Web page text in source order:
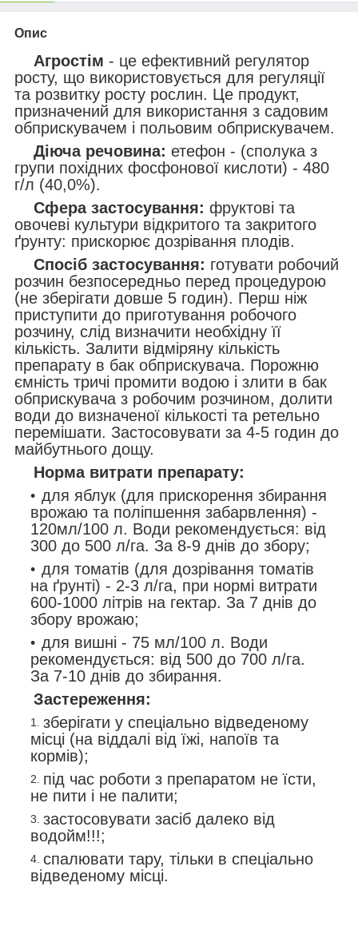
Опис
Агростім - це ефективний регулятор
росту, що використовується для регуляції
та розвитку росту рослин. Це продукт,
призначений для використання з садовим
обприскувачем і польовим обприскувачем.
Діюча речовина: етефон - (сполука з
групи похідних фосфонової кислоти) - 480
г/л (40,0%).
Сфера застосування: фруктові та
овочеві культури відкритого та закритого
ґрунту: прискорює дозрівання плодів.
Спосіб застосування: готувати робочий
розчин безпосередньо перед процедурою
(не зберігати довше 5 годин). Перш ніж
приступити до приготування робочого
розчину, слід визначити необхідну її
кількість. Залити відміряну кількість
препарату в бак обприскувача. Порожню
ємність тричі промити водою і злити в бак
обприскувача з робочим розчином, долити
води до визначеної кількості та ретельно
перемішати. Застосовувати за 4-5 годин до
майбутнього дощу.
Норма витрати препарату:
для яблук (для прискорення збирання
врожаю та поліпшення забарвлення) -
120мл/100 л. Води рекомендується: від
300 до 500 л/га. За 8-9 днів до збору;
для томатів (для дозрівання томатів
на ґрунті) - 2-3 л/га, при нормі витрати
600-1000 літрів на гектар. За 7 днів до
збору врожаю;
для вишні - 75 мл/100 л. Води
рекомендується: від 500 до 700 л/га.
За 7-10 днів до збирання.
Застереження:
зберігати у спеціально відведеному
місці (на віддалі від їжі, напоїв та
кормів);
під час роботи з препаратом не їсти,
не пити і не палити;
застосовувати засіб далеко від
водойм!!!;
спалювати тару, тільки в спеціально
відведеному місці.